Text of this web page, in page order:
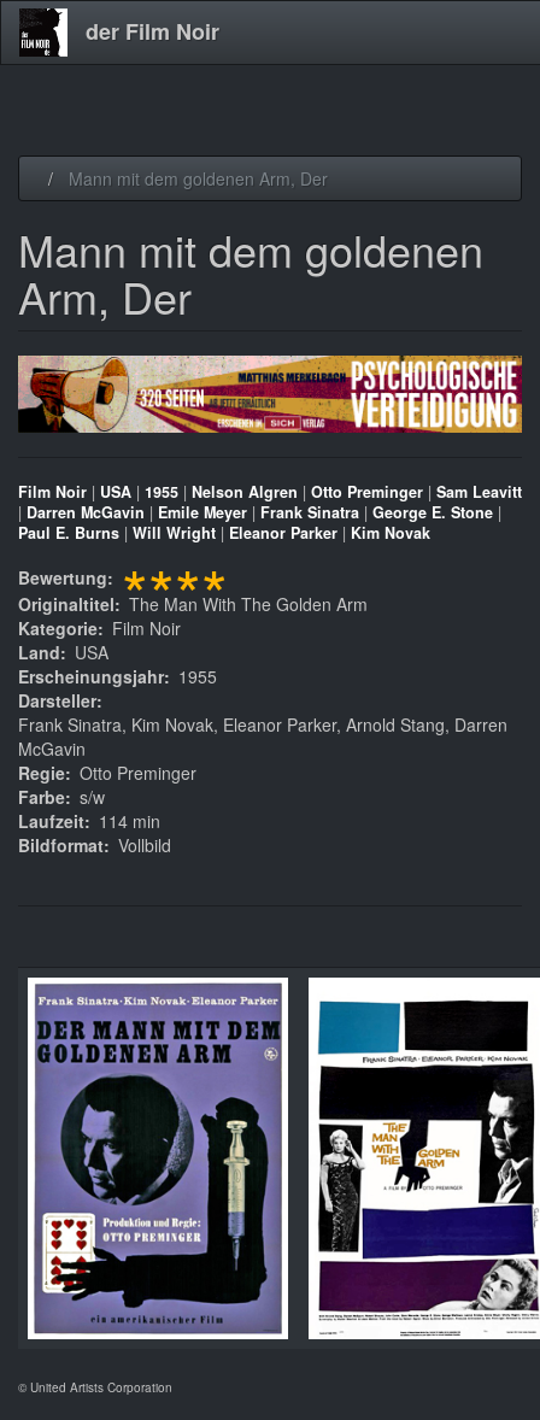
der Film Noir
Mann mit dem goldenen Arm, Der
Mann mit dem goldenen
Arm, Der
Film Noir | USA | 1955 | Nelson Algren | Otto Preminger | Sam Leavitt
| Darren McGavin | Emile Meyer | Frank Sinatra | George E. Stone |
Paul E. Burns | Will Wright | Eleanor Parker | Kim Novak
Bewertung ****
Originaltitel
The Man With The Golden Arm
Kategorie
Film Noir
Land
USA
Erscheinungsjahr
1955
Darsteller
Frank Sinatra, Kim Novak, Eleanor Parker, Arnold Stang, Darren
McGavin
Regie Otto Preminger
Farbe s/w
Laufzeit
114 min
Bildformat Vollbild
© United Artists Corporation